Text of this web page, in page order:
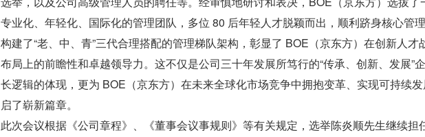
专业化、年轻化、国际化的管理团队，多位 80 后年轻人才脱颖而出，顺利跻身核心管
构建了“老、中、青”三代合理搭配的管理梯队架构，彰显了 BOE（京东方）在创新人才
布局上的前瞻性和卓越领导力。这不仅是公司三十年发展所笃行的“传承、创新、发展”
长逻辑的体现，更为 BOE（京东方）在未来全球化市场竞争中拥抱变革、实现可持续
启了崭新篇章。
此次会议根据《公司章程》、《董事会议事规则》等有关规定，选举陈炎顺先生继续担